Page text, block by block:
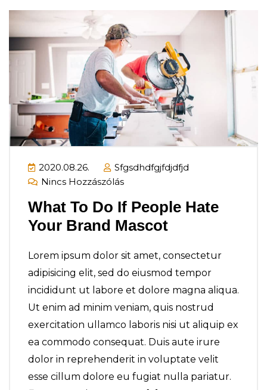
2020.08.26.
Sfgsdhdfgjfdjdfjd
Nincs Hozzászólás
What To Do If People Hate
Your Brand Mascot
Lorem ipsum dolor sit amet, consectetur
adipisicing elit, sed do eiusmod tempor
incididunt ut labore et dolore magna aliqua.
Ut enim ad minim veniam, quis nostrud
exercitation ullamco laboris nisi ut aliquip ex
ea commodo consequat. Duis aute irure
dolor in reprehenderit in voluptate velit
esse cillum dolore eu fugiat nulla pariatur.